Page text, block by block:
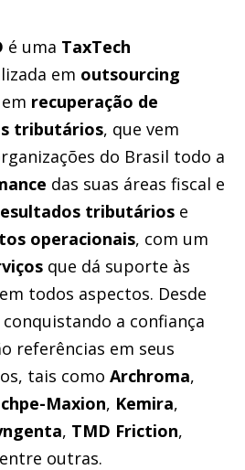
é uma TaxTech
em outsourcing
recuperação de
tributários, que vem
do Brasil todo a
das suas áreas fiscal e
tributários e
operacionais, com um
que dá suporte às
todos aspectos. Desde
a confiança
referências em seus
tais como Archroma,
Maxion, Kemira,
, TMD Friction,
entre outras.